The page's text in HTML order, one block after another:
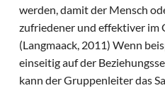
werden, damit der Mensch
zufriedener und effektiver im
(Langmaack, 2011) Wenn
einseitig auf der
kann der Gruppenleiter das